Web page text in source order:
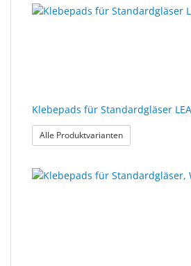
Klebepads für Standardgläser
Alle Produktvarianten: Klebepads für